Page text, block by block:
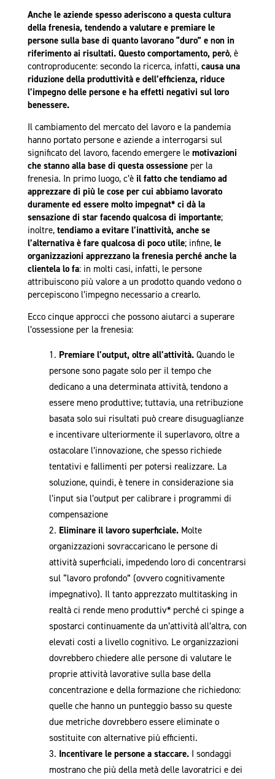
Anche le aziende spesso aderiscono a questa cultura
della frenesia, tendendo a valutare e premiare le
persone sulla base di quanto lavorano “duro” e non in
riferimento ai risultati. Questo comportamento, però, è
controproducente: secondo la ricerca, infatti, causa una
riduzione della produttività e dell’efficienza, riduce
l’impegno delle persone e ha effetti negativi sul loro
benessere.
Il cambiamento del mercato del lavoro e la pandemia
hanno portato persone e aziende a interrogarsi sul
significato del lavoro, facendo emergere le motivazioni
che stanno alla base di questa ossessioneper la
frenesia. In primo luogo, c’è il fatto che tendiamo ad
apprezzare di più le cose per cui abbiamo lavorato
duramente ed essere molto impegnat* ci dà la
sensazione di star facendo qualcosa di importante;
inoltre, tendiamo a evitare l’inattività, anche se
l’alternativa è fare qualcosa di poco utile; infine, le
organizzazioni apprezzano la frenesia perché anche la
clientela lo fa: in molti casi, infatti, le persone
attribuiscono più valore a un prodotto quando vedono o
percepiscono l’impegno necessario a crearlo.
Ecco cinque approcci che possono aiutarci a superare
l’ossessione per la frenesia:
Premiare l’output, oltre all’attività. Quando le
persone sono pagate solo per il tempo che
dedicano a una determinata attività, tendono a
essere meno produttive; tuttavia, una retribuzione
basata solo sui risultati può creare disuguaglianze
e incentivare ulteriormente il superlavoro, oltre a
ostacolare l’innovazione, che spesso richiede
tentativi e fallimenti per potersi realizzare. La
soluzione, quindi, è tenere in considerazione sia
l’input sia l’output per calibrare i programmi di
compensazione
Eliminare il lavoro superficiale. Molte
organizzazioni sovraccaricano le persone di
attività superficiali, impedendo loro di concentrarsi
sul “lavoro profondo” (ovvero cognitivamente
impegnativo). Il tanto apprezzato multitasking in
realtà ci rende meno produttiv* perché ci spinge a
spostarci continuamente da un’attività all’altra, con
elevati costi a livello cognitivo. Le organizzazioni
dovrebbero chiedere alle persone di valutare le
proprie attività lavorative sulla base della
concentrazione e della formazione che richiedono:
quelle che hanno un punteggio basso su queste
due metriche dovrebbero essere eliminate o
sostituite con alternative più efficienti.
Incentivare le persone a staccare. I sondaggi
mostrano che più della metà delle lavoratrici e dei